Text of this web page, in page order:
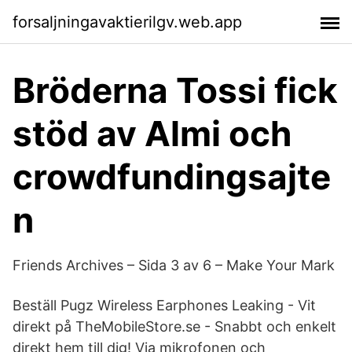
forsaljningavaktierilgv.web.app
Bröderna Tossi fick
stöd av Almi och
crowdfundingsajte
n
Friends Archives – Sida 3 av 6 – Make Your Mark
Beställ Pugz Wireless Earphones Leaking - Vit
direkt på TheMobileStore.se - Snabbt och enkelt
direkt hem till dig! Via mikrofonen och